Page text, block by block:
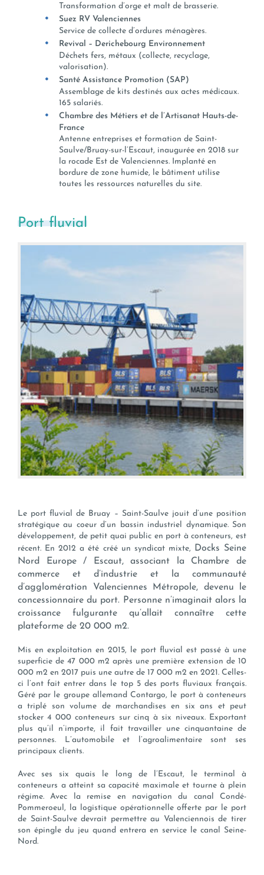
Transformation d’orge et malt de brasserie.
Suez RV Valenciennes
Service de collecte d’ordures ménagères.
Revival – Derichebourg Environnement
Déchets fers, métaux (collecte, recyclage,
valorisation).
Santé Assistance Promotion (SAP)
Assemblage de kits destinés aux actes médicaux.
165 salariés.
Chambre des Métiers et de l’Artisanat Hauts-de-
France
Antenne entreprises et formation de Saint-
Saulve/Bruay-sur-l’Escaut, inaugurée en 2018 sur
la rocade Est de Valenciennes. Implanté en
bordure de zone humide, le bâtiment utilise
toutes les ressources naturelles du site.
Port fluvial
Le port fluvial de Bruay – Saint-Saulve jouit d’une position
stratégique au coeur d’un bassin industriel dynamique. Son
développement, de petit quai public en port à conteneurs, est
récent. En 2012 a été créé un syndicat mixte,
Docks Seine
Nord Europe / Escaut,associant la Chambre de
commerce et d’industrie et la communauté
d’agglomération Valenciennes Métropole, devenu le
concessionnaire du port. Personne n’imaginait alors la
croissance fulgurante qu’allait connaître cette
plateforme de 20 000 m2.
Mis en exploitation en 2015, le port fluvial est passé à une
superficie de 47 000 m2 après une première extension de 10
000 m2 en 2017 puis une autre de 17 000 m2 en 2021. Celles-
ci l’ont fait entrer dans le top 5 des ports fluviaux français.
Géré par le groupe allemand Contargo, le port à conteneurs
a triplé son volume de marchandises en six ans et peut
stocker 4 000 conteneurs sur cinq à six niveaux. Exportant
plus qu’il n’importe, il fait travailler une cinquantaine de
personnes. L’automobile et l’agroalimentaire sont ses
principaux clients.
Avec ses six quais le long de l’Escaut, le terminal à
conteneurs a atteint sa capacité maximale et tourne à plein
régime. Avec la remise en navigation du canal Condé-
Pommeroeul, la logistique opérationnelle offerte par le port
de Saint-Saulve devrait permettre au Valenciennois de tirer
son épingle du jeu quand entrera en service le canal Seine-
Nord.